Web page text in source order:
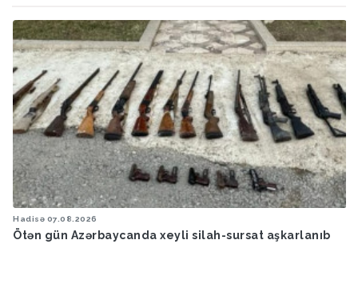
Hadisə 07.08.2026
Ötən gün Azərbaycanda xeyli silah-sursat aşkarlanıb